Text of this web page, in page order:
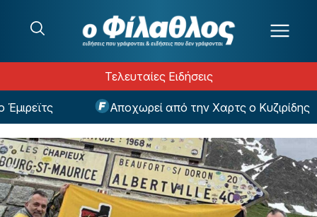
Τελευταίες Ειδήσεις
Αποχωρεί από την Χαρτς ο Κυζιρίδης